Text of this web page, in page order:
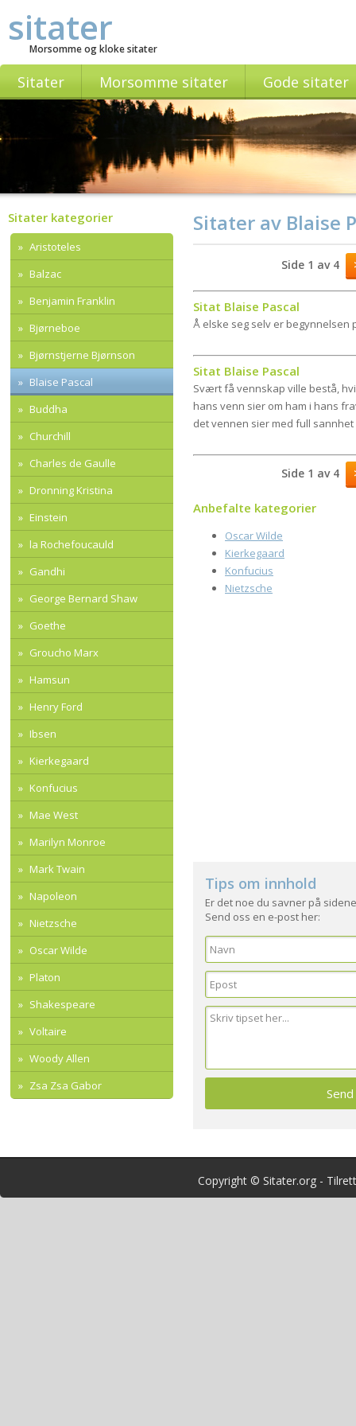
sitater
Morsomme og kloke sitater
Sitater Morsomme sitater Gode sitater
Sitater kategorier
Aristoteles
Balzac
Benjamin Franklin
Bjørneboe
Bjørnstjerne Bjørnson
Blaise Pascal
Buddha
Churchill
Charles de Gaulle
Dronning Kristina
Einstein
la Rochefoucauld
Gandhi
George Bernard Shaw
Goethe
Groucho Marx
Hamsun
Henry Ford
Ibsen
Kierkegaard
Konfucius
Mae West
Marilyn Monroe
Mark Twain
Napoleon
Nietzsche
Oscar Wilde
Platon
Shakespeare
Voltaire
Woody Allen
Zsa Zsa Gabor
Sitater av Blaise
Side 1 av 4
Sitat Blaise Pascal
Å elske seg selv er begynnelsen
Sitat Blaise Pascal
Svært få vennskap ville bestå,
hans venn sier om ham i hans
det vennen sier med full
Side 1 av 4
Anbefalte kategorier
Oscar Wilde
Kierkegaard
Konfucius
Nietzsche
Tips om innhold
Er det noe du savner på
Send oss en e-post her:
Copyright © Sitater.org -